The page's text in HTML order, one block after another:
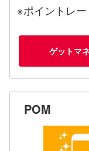
※ポイントレ
ゲットマ
POM